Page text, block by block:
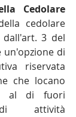
Cedolare
cedolare
dall'art. 3 del
un'opzione di
riservata
che locano
al di fuori
di attività